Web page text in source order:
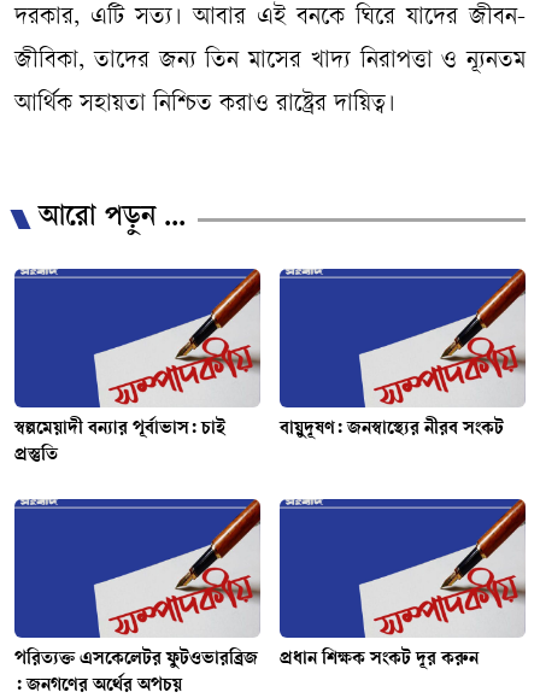
দরকার, এটি সত্য। আবার এই বনকে ঘিরে যাদের জীবন-
জীবিকা, তাদের জন্য তিন মাসের খাদ্য নিরাপত্তা ও ন্যূনতম
আর্থিক সহায়তা নিশ্চিত করাও রাষ্ট্রের দায়িত্ব।
আরো পড়ুন ...
স্বল্পমেয়াদী বন্যার পূর্বাভাস: চাই
প্রস্তুতি
বায়ুদূষণ: জনস্বাস্থ্যের নীরব সংকট
পরিত্যক্ত এসকেলেটর ফুটওভারব্রিজ
: জনগণের অর্থের অপচয়
প্রধান শিক্ষক সংকট দূর করুন